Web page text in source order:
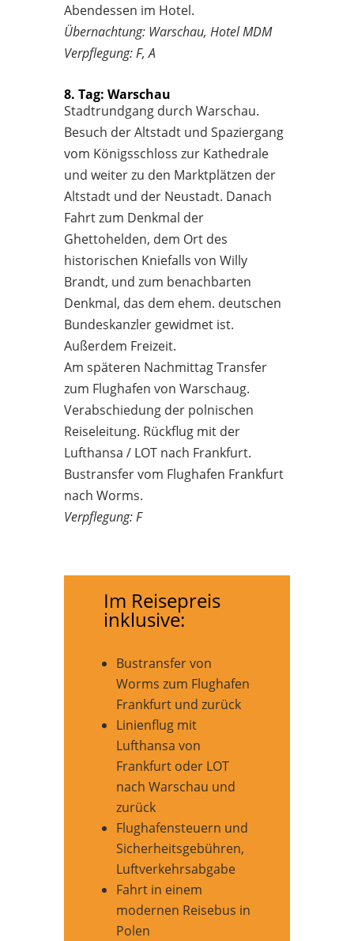
Abendessen im Hotel.
Übernachtung: Warschau, Hotel MDM
Verpflegung: F, A
8. Tag: Warschau
Stadtrundgang durch Warschau.
Besuch der Altstadt und Spaziergang
vom Königsschloss zur Kathedrale
und weiter zu den Marktplätzen der
Altstadt und der Neustadt. Danach
Fahrt zum Denkmal der
Ghettohelden, dem Ort des
historischen Kniefalls von Willy
Brandt, und zum benachbarten
Denkmal, das dem ehem. deutschen
Bundeskanzler gewidmet ist.
Außerdem Freizeit.
Am späteren Nachmittag Transfer
zum Flughafen von Warschaug.
Verabschiedung der polnischen
Reiseleitung. Rückflug mit der
Lufthansa / LOT nach Frankfurt.
Bustransfer vom Flughafen Frankfurt
nach Worms.
Verpflegung: F
Im Reisepreis
inklusive:
Bustransfer von
Worms zum Flughafen
Frankfurt und zurück
Linienflug mit
Lufthansa von
Frankfurt oder LOT
nach Warschau und
zurück
Flughafensteuern und
Sicherheitsgebühren,
Luftverkehrsabgabe
Fahrt in einem
modernen Reisebus in
Polen